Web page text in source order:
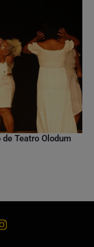
Teatro Olodum